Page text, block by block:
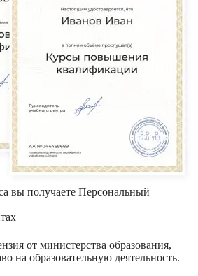
вы получаете Персональный
от министерства образования,
на образовательную деятельность.